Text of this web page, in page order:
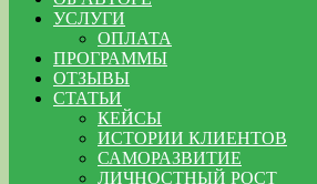
УСЛУГИ
ОПЛАТА
ПРОГРАММЫ
ОТЗЫВЫ
СТАТЬИ
КЕЙСЫ
ИСТОРИИ КЛИЕНТОВ
САМОРАЗВИТИЕ
ЛИЧНОСТНЫЙ РОСТ